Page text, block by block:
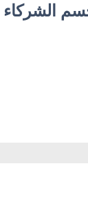
الشركاء